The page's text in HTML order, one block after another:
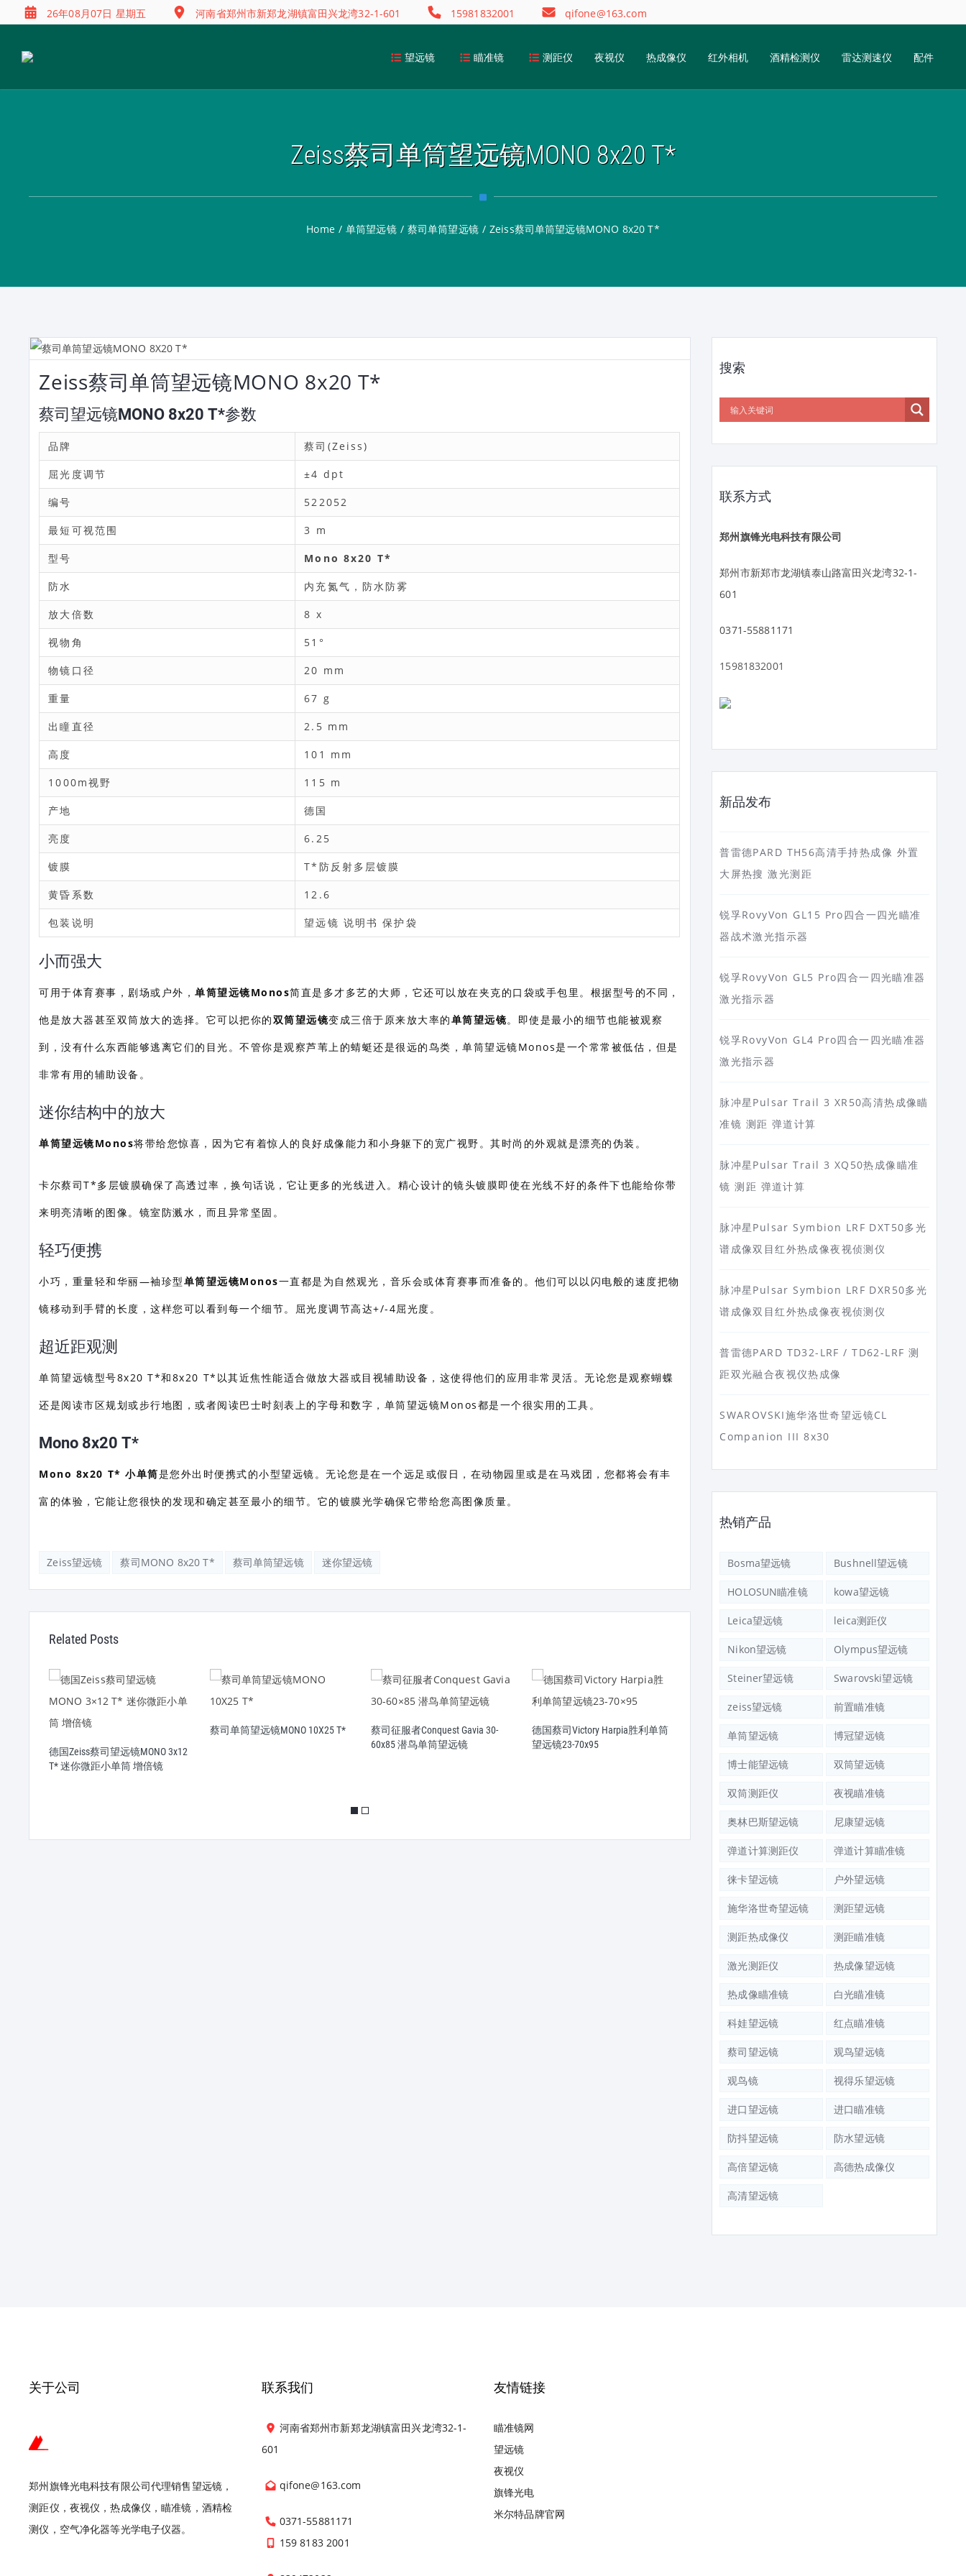
26年08月07日 星期五 河南省郑州市新郑龙湖镇富田兴龙湾32-1-601 15981832001 qifone@163.com
望远镜 瞄准镜 测距仪 夜视仪 热成像仪 红外相机 酒精检测仪 雷达测速仪 配件
Zeiss蔡司单筒望远镜MONO 8x20 T*
Home / 单筒望远镜 / 蔡司单筒望远镜 / Zeiss蔡司单筒望远镜MONO 8x20 T*
Zeiss蔡司单筒望远镜MONO 8x20 T*
蔡司望远镜MONO 8x20 T*参数
品牌 蔡司(Zeiss)
屈光度调节 ±4 dpt
编号 522052
最短可视范围 3 m
型号 Mono 8x20 T*
防水 内充氮气，防水防雾
放大倍数 8 x
视物角 51°
物镜口径 20 mm
重量 67 g
出瞳直径 2.5 mm
高度 101 mm
1000m视野 115 m
产地 德国
亮度 6.25
镀膜 T*防反射多层镀膜
黄昏系数 12.6
包装说明 望远镜 说明书 保护袋
小而强大
可用于体育赛事，剧场或户外，单筒望远镜Monos简直是多才多艺的大师，它还可以放在夹克的口袋或手包里。根据型号的不同，
他是放大器甚至双筒放大的选择。它可以把你的双筒望远镜变成三倍于原来放大率的单筒望远镜。即使是最小的细节也能被观察
到，没有什么东西能够逃离它们的目光。不管你是观察芦苇上的蜻蜓还是很远的鸟类，单筒望远镜Monos是一个常常被低估，但是
非常有用的辅助设备。
迷你结构中的放大
单筒望远镜Monos将带给您惊喜，因为它有着惊人的良好成像能力和小身躯下的宽广视野。其时尚的外观就是漂亮的伪装。
卡尔蔡司T*多层镀膜确保了高透过率，换句话说，它让更多的光线进入。精心设计的镜头镀膜即使在光线不好的条件下也能给你带
来明亮清晰的图像。镜室防溅水，而且异常坚固。
轻巧便携
小巧，重量轻和华丽—袖珍型单筒望远镜Monos一直都是为自然观光，音乐会或体育赛事而准备的。他们可以以闪电般的速度把物
镜移动到手臂的长度，这样您可以看到每一个细节。屈光度调节高达+/-4屈光度。
超近距观测
单筒望远镜型号8x20 T*和8x20 T*以其近焦性能适合做放大器或目视辅助设备，这使得他们的应用非常灵活。无论您是观察蝴蝶
还是阅读市区规划或步行地图，或者阅读巴士时刻表上的字母和数字，单筒望远镜Monos都是一个很实用的工具。
Mono 8x20 T*
Mono 8x20 T* 小单筒是您外出时便携式的小型望远镜。无论您是在一个远足或假日，在动物园里或是在马戏团，您都将会有丰
富的体验，它能让您很快的发现和确定甚至最小的细节。它的镀膜光学确保它带给您高图像质量。
Zeiss望远镜 蔡司MONO 8x20 T* 蔡司单筒望远镜 迷你望远镜
Related Posts
德国Zeiss蔡司望远镜MONO 3x12
T* 迷你微距小单筒 增倍镜
蔡司单筒望远镜MONO 10X25 T*
蔡司征服者Conquest Gavia 30-
60x85 潜鸟单筒望远镜
德国蔡司Victory Harpia胜利单筒
望远镜23-70x95
德国蔡司Victory Harpia胜利单筒
望远镜22-65x85
MINIQUICK 5X10 T* 迷你
搜索
联系方式
郑州旗锋光电科技有限公司
郑州市新郑市龙湖镇泰山路富田兴龙湾32-1-
601
0371-55881171
15981832001
新品发布
普雷德PARD TH56高清手持热成像 外置
大屏热搜 激光测距
锐孚RovyVon GL15 Pro四合一四光瞄准
器战术激光指示器
锐孚RovyVon GL5 Pro四合一四光瞄准器
激光指示器
锐孚RovyVon GL4 Pro四合一四光瞄准器
激光指示器
脉冲星Pulsar Trail 3 XR50高清热成像瞄
准镜 测距 弹道计算
脉冲星Pulsar Trail 3 XQ50热成像瞄准
镜 测距 弹道计算
脉冲星Pulsar Symbion LRF DXT50多光
谱成像双目红外热成像夜视侦测仪
脉冲星Pulsar Symbion LRF DXR50多光
谱成像双目红外热成像夜视侦测仪
普雷德PARD TD32-LRF / TD62-LRF 测
距双光融合夜视仪热成像
SWAROVSKI施华洛世奇望远镜CL
Companion III 8x30
热销产品
Bosma望远镜 Bushnell望远镜
HOLOSUN瞄准镜 kowa望远镜
Leica望远镜 leica测距仪
Nikon望远镜 Olympus望远镜
Steiner望远镜 Swarovski望远镜
zeiss望远镜 前置瞄准镜
单筒望远镜 博冠望远镜
博士能望远镜 双筒望远镜
双筒测距仪 夜视瞄准镜
奥林巴斯望远镜 尼康望远镜
弹道计算测距仪 弹道计算瞄准镜
徕卡望远镜 户外望远镜
施华洛世奇望远镜 测距望远镜
测距热成像仪 测距瞄准镜
激光测距仪 热成像望远镜
热成像瞄准镜 白光瞄准镜
科娃望远镜 红点瞄准镜
蔡司望远镜 观鸟望远镜
观鸟镜 视得乐望远镜
进口望远镜 进口瞄准镜
防抖望远镜 防水望远镜
高倍望远镜 高德热成像仪
高清望远镜
关于公司
郑州旗锋光电科技有限公司代理销售望远镜，
测距仪，夜视仪，热成像仪，瞄准镜，酒精检
测仪，空气净化器等光学电子仪器。
联系我们
河南省郑州市新郑龙湖镇富田兴龙湾32-1-
601
qifone@163.com
0371-55881171
159 8183 2001
友情链接
瞄准镜网
望远镜
夜视仪
旗锋光电
米尔特品牌官网